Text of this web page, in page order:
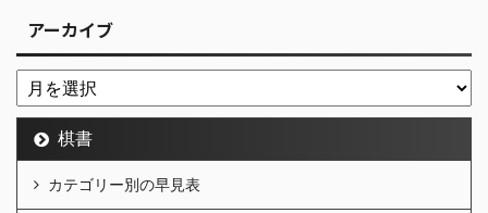
アーカイブ
棋書
カテゴリー別の早見表